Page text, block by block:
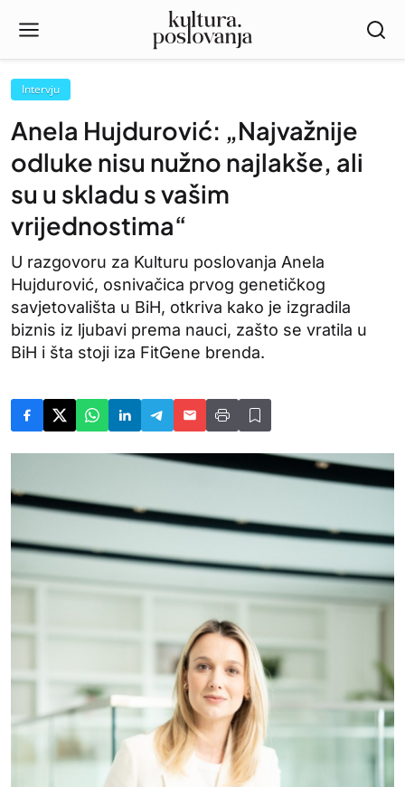
Intervju
Anela Hujdurović: „Najvažnije
odluke nisu nužno najlakše, ali
su u skladu s vašim
vrijednostima“
U razgovoru za Kulturu poslovanja Anela
Hujdurović, osnivačica prvog genetičkog
savjetovališta u BiH, otkriva kako je izgradila
biznis iz ljubavi prema nauci, zašto se vratila u
BiH i šta stoji iza FitGene brenda.